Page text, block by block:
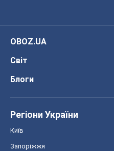
OBOZ.UA
Світ
Блоги
Регіони України
Київ
Запоріжжя